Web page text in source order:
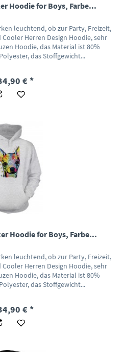
Hoodie for Boys, Farbe...
leuchtend, ob zur Party, Freizeit,
Herren Design Hoodie, sehr
Hoodie, das Material ist 80%
das Stoffgewicht...
€ *
Hoodie for Boys, Farbe...
leuchtend, ob zur Party, Freizeit,
Herren Design Hoodie, sehr
Hoodie, das Material ist 80%
das Stoffgewicht...
€ *